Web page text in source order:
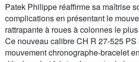
Patek Philippe réaffirme sa maîtrise
complications en présentant le
rattrapante à roues à colonnes le
Ce nouveau calibre CH R 27-525
mouvement chronographe-bracelet